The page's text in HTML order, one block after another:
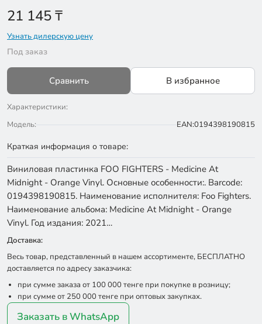
21 145₸
Узнать дилерскую цену
Под заказ
Сравнить В избранное
Характеристики:
Модель:
EAN:0194398190815
Краткая информация о товаре:
Виниловая пластинка FOO FIGHTERS - Medicine At
Midnight - Orange Vinyl. Основные особенности:. Barcode:
0194398190815. Наименование исполнителя: Foo Fighters.
Наименование альбома: Medicine At Midnight - Orange
Vinyl. Год издания: 2021…
Доставка:
Весь товар, представленный в нашем ассортименте, БЕСПЛАТНО
доставляется по адресу заказчика:
при сумме заказа от 100 000 тенге при покупке в розницу;
при сумме от 250 000 тенге при оптовых закупках.
Заказать в WhatsApp